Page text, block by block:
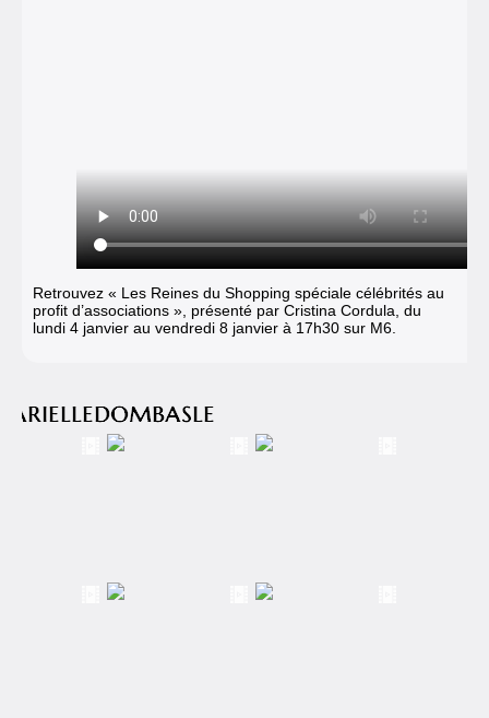
Retrouvez « Les Reines du Shopping spéciale célébrités au
profit d’associations », présenté par Cristina Cordula, du
lundi 4 janvier au vendredi 8 janvier à 17h30 sur M6.